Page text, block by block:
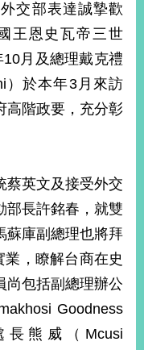
交部表達誠摯歡
王恩史瓦帝三世
10月及總理戴克禮
）於本年3月來訪
高階政要，充分彰
蔡英文及接受外交
部長許銘春，就雙
蘇庫副總理也將拜
，瞭解台商在史
尚包括副總理辦公
Goodness
長熊威（Mcusi